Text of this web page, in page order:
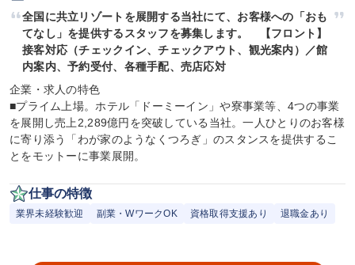
全国に共立リゾートを展開する当社にて、お客様への「おも
てなし」を提供するスタッフを募集します。　【フロント】
接客対応（チェックイン、チェックアウト、観光案内）／館
内案内、予約受付、各種手配、売店応対
企業・求人の特色
■プライム上場。ホテル「ドーミーイン」や寮事業等、4つの事業
を展開し売上2,289億円を突破している当社。一人ひとりのお客様
に寄り添う「わが家のようなくつろぎ」のスタンスを提供するこ
とをモットーに事業展開。
仕事の特徴
業界未経験歓迎 副業・WワークOK 資格取得支援あり 退職金あり